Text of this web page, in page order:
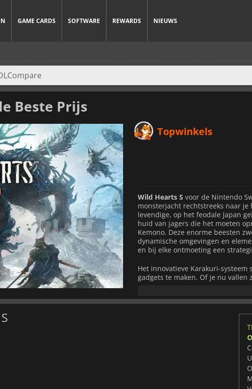
GAME CARDS SOFTWARE REWARDS NIEUWS
Beste Prijs
Topwinkels
Wild Hearts S voor de Nintendo
monsterjacht rechtstreeks naar
levendige, op het feodale Japan
huid van jagers die het moeten
Kemono. Deze enorme beesten
dynamische omgevingen en
en bij elke ontmoeting een
Het innovatieve Karakuri-
gadgets te maken. Of je nu vallen
te verplaatsen, de Karakuri-
gevechten en verkenning.
beheersen, elk met zijn eigen
traditionele Japanse zwaarden
ondersteunt
waardoor het team groter wordt
uitblinkt onderweg dankzij de
solide en complete ervaring die
updates en balansaanpassingen.